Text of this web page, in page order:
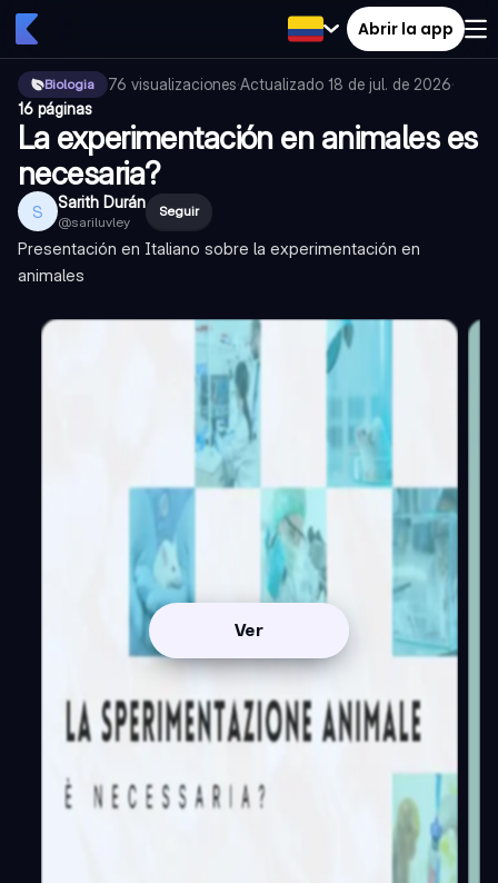
Abrir la app
Biologia 76 visualizaciones·Actualizado 18 de jul. de 2026·
16 páginas
La experimentación en animales es
necesaria?
S Sarith Durán
@sariluvley
Seguir
Presentación en Italiano sobre la experimentación en
animales
Ver